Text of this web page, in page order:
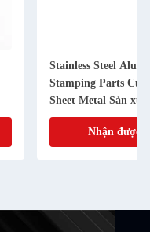
Stainless Steel
Stamping Parts
Sheet Metal Sản
Nhận được